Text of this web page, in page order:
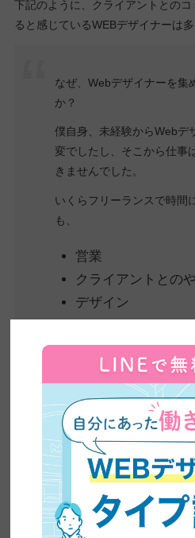
下記のように、クライアントとの
ると感じているWEBデザイナーは多
なぜ、Webデザイナーを集
か？
僕自身、未経験からWebデ
変でしたし、そこから仕事
きませんでした。
いくらフリーランスで時間
も、
営業
クライアントとの
デザイン
マーケティング
サーバー
等々のスキルをつけるのは
スキルで案件を競い合って
ことになる。
そこで僕は、Webデザイナ
働き方まで変えていくため
た。ノーコードデザイナー